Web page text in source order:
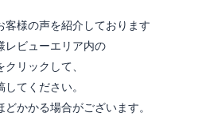
客様の声を紹介しております
レビューエリア内の
クリックして、
てください。
かかる場合がございます。